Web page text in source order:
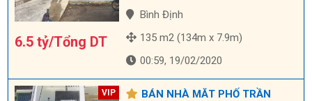
6.5 tỷ/Tổng DT
Bình Định
135 m2 (134m x 7.9m)
00:59, 19/02/2020
BÁN NHÀ MĂT PHỐ TRẦN